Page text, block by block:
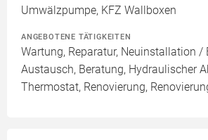
Umwälzpumpe, KFZ Wallboxen
ANGEBOTENE TÄTIGKEITEN
Wartung, Reparatur, Neuinstallation /
Austausch, Beratung, Hydraulischer
Thermostat, Renovierung,